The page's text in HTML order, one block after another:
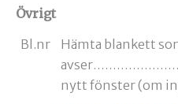
Övrigt
Bl.nr
Hämta blankett
nytt fönster (om